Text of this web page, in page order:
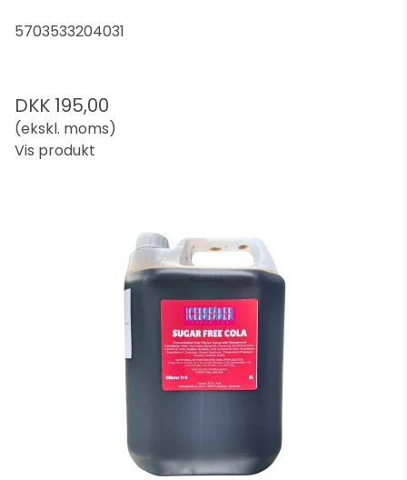
5703533204031
DKK 195,00
(ekskl. moms)
Vis produkt